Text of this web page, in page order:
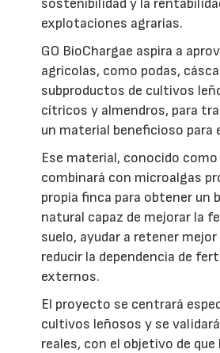
sostenibilidad y la
explotaciones agrarias.
GO BioChargae aspira a
agrícolas, como podas,
subproductos de cultivos
cítricos y almendros, para
un material beneficioso para
Ese material, conocido como
combinará con microalgas
propia finca para obtener un
natural capaz de mejorar la
suelo, ayudar a retener mejor
reducir la dependencia de
externos.
El proyecto se centrará
cultivos leñosos y se
reales, con el objetivo de